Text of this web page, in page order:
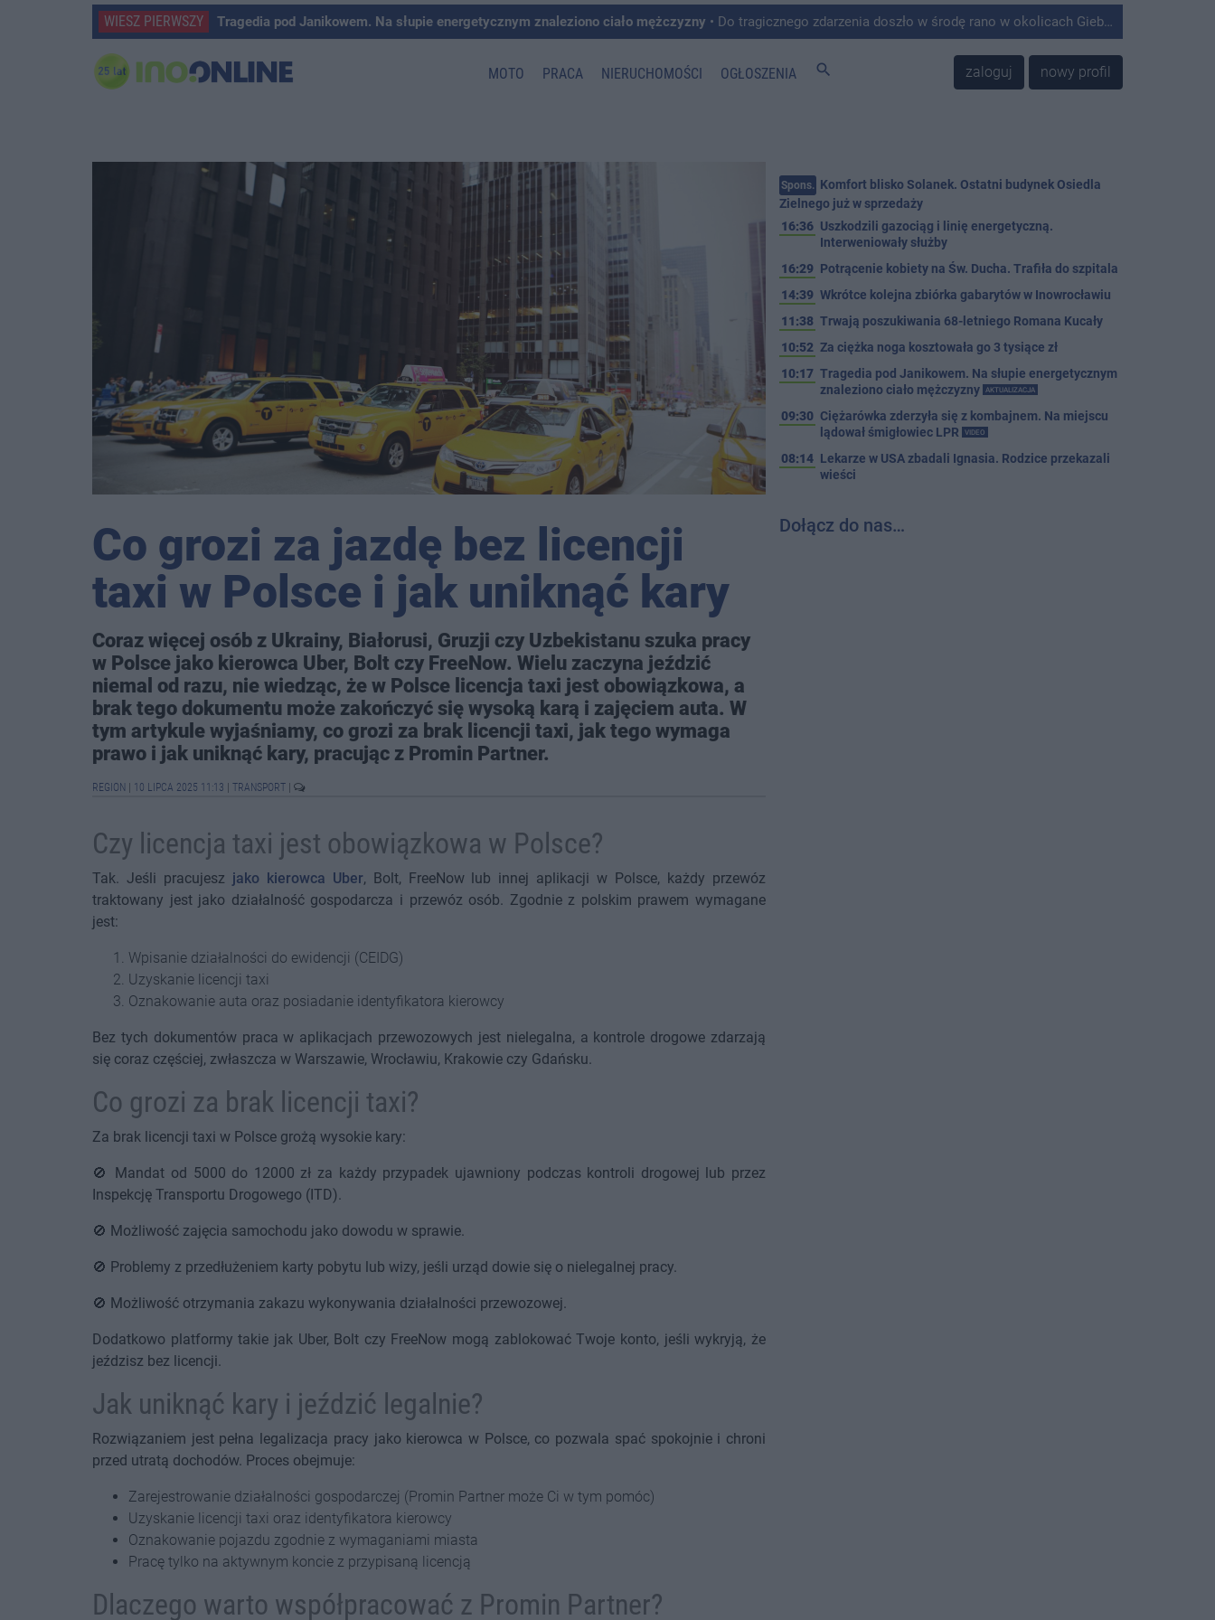
WIESZ PIERWSZY Tragedia pod Janikowem. Na słupie energetycznym znaleziono ciało mężczyzny • Do tragicznego zdarzenia doszło w środę rano w okolicach Giebni koło Janikowa. Wówczas na słupie energetycznym odnaleziono ciało mężczyzny.
MOTO PRACA NIERUCHOMOŚCI OGŁOSZENIA search zaloguj nowy profil
Co grozi za jazdę bez licencji
taxi w Polsce i jak uniknąć kary
Coraz więcej osób z Ukrainy, Białorusi, Gruzji czy Uzbekistanu szuka pracy
w Polsce jako kierowca Uber, Bolt czy FreeNow. Wielu zaczyna jeździć
niemal od razu, nie wiedząc, że w Polsce licencja taxi jest obowiązkowa, a
brak tego dokumentu może zakończyć się wysoką karą i zajęciem auta. W
tym artykule wyjaśniamy, co grozi za brak licencji taxi, jak tego wymaga
prawo i jak uniknąć kary, pracując z Promin Partner.
REGION 10 LIPCA 2025 11:13 TRANSPORT
Czy licencja taxi jest obowiązkowa w Polsce?
Tak. Jeśli pracujesz jako kierowca Uber, Bolt, FreeNow lub innej aplikacji w Polsce, każdy przewóz
traktowany jest jako działalność gospodarcza i przewóz osób. Zgodnie z polskim prawem wymagane
jest:
Wpisanie działalności do ewidencji (CEIDG)
Uzyskanie licencji taxi
Oznakowanie auta oraz posiadanie identyfikatora kierowcy
Bez tych dokumentów praca w aplikacjach przewozowych jest nielegalna, a kontrole drogowe zdarzają
się coraz częściej, zwłaszcza w Warszawie, Wrocławiu, Krakowie czy Gdańsku.
Co grozi za brak licencji taxi?
Za brak licencji taxi w Polsce grożą wysokie kary:
🚫 Mandat od 5000 do 12000 zł za każdy przypadek ujawniony podczas kontroli drogowej lub przez
Inspekcję Transportu Drogowego (ITD).
🚫 Możliwość zajęcia samochodu jako dowodu w sprawie.
🚫 Problemy z przedłużeniem karty pobytu lub wizy, jeśli urząd dowie się o nielegalnej pracy.
🚫 Możliwość otrzymania zakazu wykonywania działalności przewozowej.
Dodatkowo platformy takie jak Uber, Bolt czy FreeNow mogą zablokować Twoje konto, jeśli wykryją, że
jeździsz bez licencji.
Jak uniknąć kary i jeździć legalnie?
Rozwiązaniem jest pełna legalizacja pracy jako kierowca w Polsce, co pozwala spać spokojnie i chroni
przed utratą dochodów. Proces obejmuje:
Zarejestrowanie działalności gospodarczej (Promin Partner może Ci w tym pomóc)
Uzyskanie licencji taxi oraz identyfikatora kierowcy
Oznakowanie pojazdu zgodnie z wymaganiami miasta
Pracę tylko na aktywnym koncie z przypisaną licencją
Dlaczego warto współpracować z Promin Partner?
Spons. Komfort blisko Solanek. Ostatni budynek Osiedla
Zielnego już w sprzedaży
16:36 Uszkodzili gazociąg i linię energetyczną.
Interweniowały służby
16:29 Potrącenie kobiety na Św. Ducha. Trafiła do szpitala
14:39 Wkrótce kolejna zbiórka gabarytów w Inowrocławiu
11:38 Trwają poszukiwania 68-letniego Romana Kucały
10:52 Za ciężka noga kosztowała go 3 tysiące zł
10:17 Tragedia pod Janikowem. Na słupie energetycznym
znaleziono ciało mężczyzny
AKTUALIZACJA
09:30 Ciężarówka zderzyła się z kombajnem. Na miejscu
lądował śmigłowiec LPR
VIDEO
08:14 Lekarze w USA zbadali Ignasia. Rodzice przekazali
wieści
Dołącz do nas…